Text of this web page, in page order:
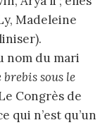
Madeleine
nom du mari
sous le
Congrès de
qui n’est qu’un